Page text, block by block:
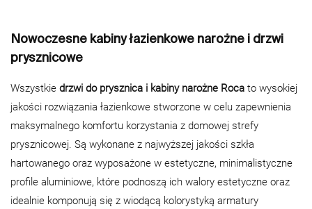
Nowoczesne kabiny łazienkowe narożne i drzwi
prysznicowe
Wszystkie drzwi do prysznica i kabiny narożne Roca to wysokiej
jakości rozwiązania łazienkowe stworzone w celu zapewnienia
maksymalnego komfortu korzystania z domowej strefy
prysznicowej. Są wykonane z najwyższej jakości szkła
hartowanego oraz wyposażone w estetyczne, minimalistyczne
profile aluminiowe, które podnoszą ich walory estetyczne oraz
idealnie komponują się z wiodącą kolorystyką armatury